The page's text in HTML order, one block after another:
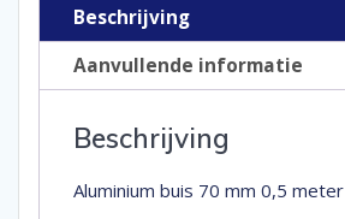
Beschrijving
Aanvullende informatie
Beschrijving
Aluminium buis 70 mm 0,5 meter